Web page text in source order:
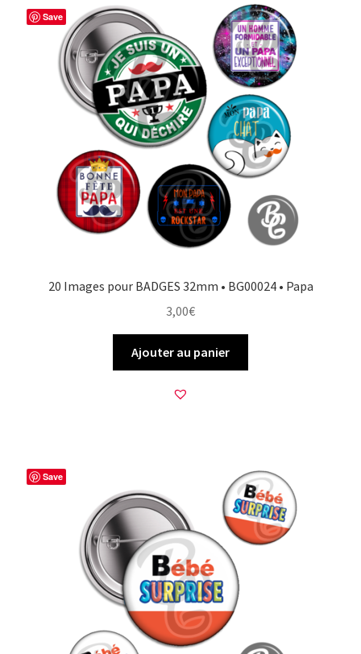
Save
20 Images pour BADGES 32mm • BG00024 • Papa
3,00€
Ajouter au panier
Save